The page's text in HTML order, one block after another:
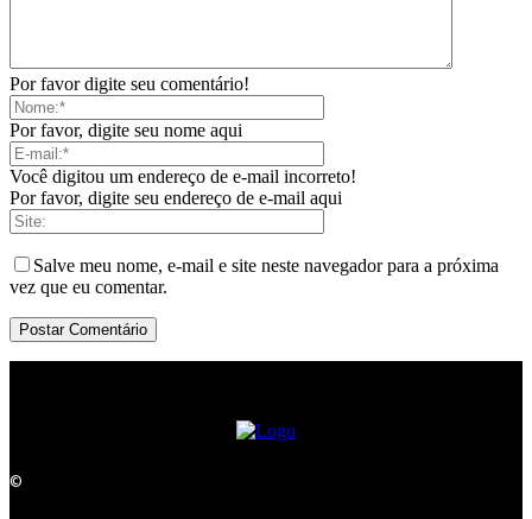
Por favor digite seu comentário!
Por favor, digite seu nome aqui
Você digitou um endereço de e-mail incorreto!
Por favor, digite seu endereço de e-mail aqui
Salve meu nome, e-mail e site neste navegador para a próxima
vez que eu comentar.
©